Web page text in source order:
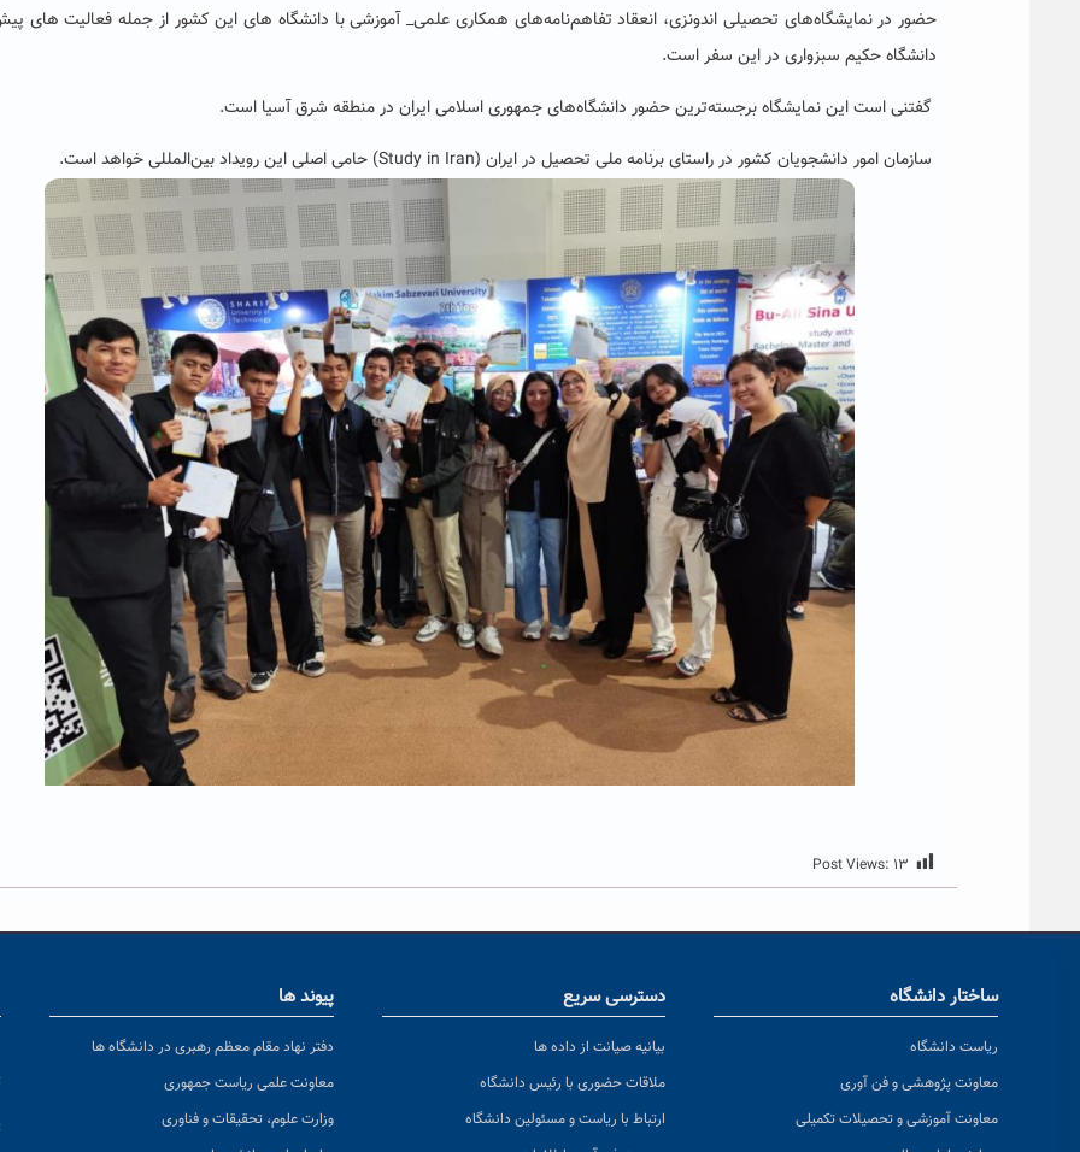
حضور در نمایشگاه‌های تحصیلی اندونزی، انعقاد تفاهم‌نامه‌های همکاری علمی_ آموزشی با دانشگاه های این کشور از جمله فعالیت های
دانشگاه حکیم سبزواری در این سفر است.
گفتنی است این نمایشگاه برجسته‌ترین حضور دانشگاه‌های جمهوری اسلامی ایران در منطقه شرق آسیا است.
سازمان امور دانشجویان کشور در راستای برنامه ملی تحصیل در ایران (Study in Iran) حامی اصلی این رویداد بین‌المللی خواهد است.
Post Views: ۱۳
ساختار دانشگاه
ریاست دانشگاه
معاونت پژوهشی و فن آوری
معاونت آموزشی و تحصیلات تکمیلی
دسترسی سریع
بیانیه صیانت از داده ها
ملاقات حضوری با رئیس دانشگاه
ارتباط با ریاست و مسئولین دانشگاه
پیوند ها
دفتر نهاد مقام معظم رهبری در دانشگاه ها
معاونت علمی ریاست جمهوری
وزارت علوم، تحقیقات و فناوری